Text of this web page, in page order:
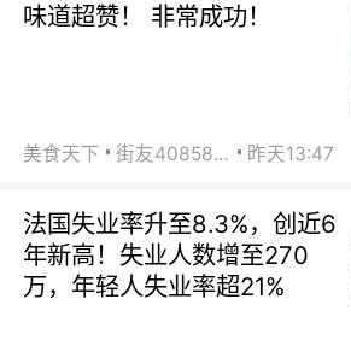
味道超赞！ 非常成功！
美食天下 街友40858442 昨天13:47
法国失业率升至8.3%，创近6
年新高！失业人数增至270
万，年轻人失业率超21%